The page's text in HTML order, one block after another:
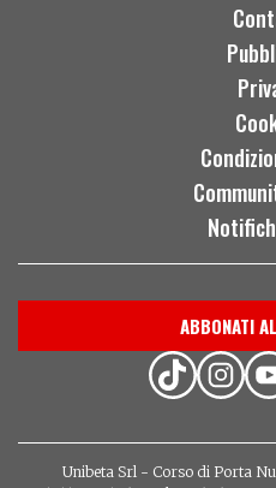
ABBONATI
Unibeta Srl - Corso di Porta